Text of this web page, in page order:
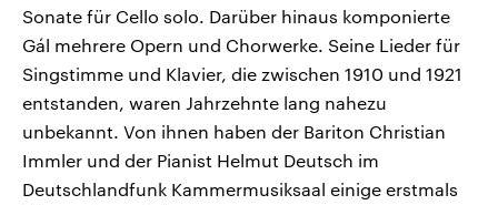
Sonate für Cello solo. Darüber hinaus komponierte
Gál mehrere Opern und Chorwerke. Seine Lieder für
Singstimme und Klavier, die zwischen 1910 und 1921
entstanden, waren Jahrzehnte lang nahezu
unbekannt. Von ihnen haben der Bariton Christian
Immler und der Pianist Helmut Deutsch im
Deutschlandfunk Kammermusiksaal einige erstmals